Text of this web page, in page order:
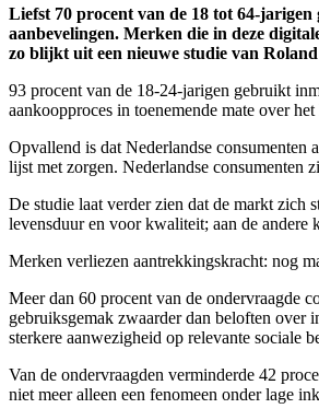
Liefst 70 procent van de 18 tot 64-
aanbevelingen. Merken die in deze
zo blijkt uit een nieuwe studie van
93 procent van de 18-24-jarigen gebruikt
aankoopproces in toenemende mate over
Opvallend is dat Nederlandse consumenten
lijst met zorgen. Nederlandse consumenten
De studie laat verder zien dat de markt zich
levensduur en voor kwaliteit; aan de
Merken verliezen aantrekkingskracht: nog
Meer dan 60 procent van de ondervraagde
gebruiksgemak zwaarder dan beloften over
sterkere aanwezigheid op relevante sociale
Van de ondervraagden verminderde 42
niet meer alleen een fenomeen onder lage